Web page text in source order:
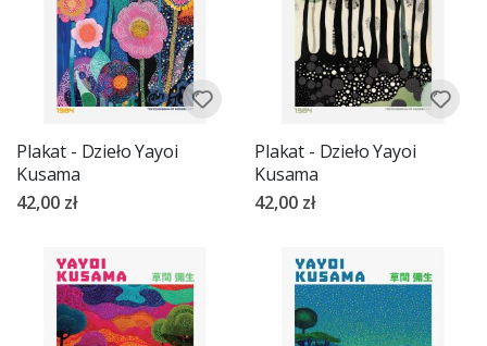
Plakat - Dzieło Yayoi
Kusama
42,00 zł
Plakat - Dzieło Yayoi
Kusama
42,00 zł